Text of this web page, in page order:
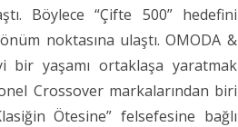
Böylece “Çifte 500” hedefini
noktasına ulaştı. OMODA &
bir yaşamı ortaklaşa yaratmak
Crossover markalarından biri
Ötesine” felsefesine bağlı